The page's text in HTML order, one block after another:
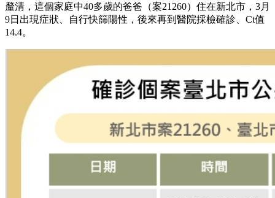
釐清，這個家庭中40多歲的爸爸（案21260）住在新北市，3月
9日出現症狀、自行快篩陽性，後來再到醫院採檢確診、Ct值
14.4。